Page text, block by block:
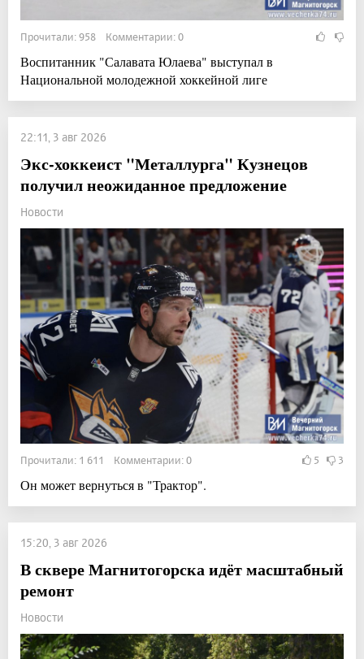
Прочитали: 958 Комментарии: 0
Воспитанник "Салавата Юлаева" выступал в
Национальной молодежной хоккейной лиге
22:11, 3 авг 2026
Экс-хоккеист "Металлурга" Кузнецов
получил неожиданное предложение
Новости
Прочитали: 1 611 Комментарии: 0 5 3
Он может вернуться в "Трактор".
15:20, 3 авг 2026
В сквере Магнитогорска идёт масштабный
ремонт
Новости